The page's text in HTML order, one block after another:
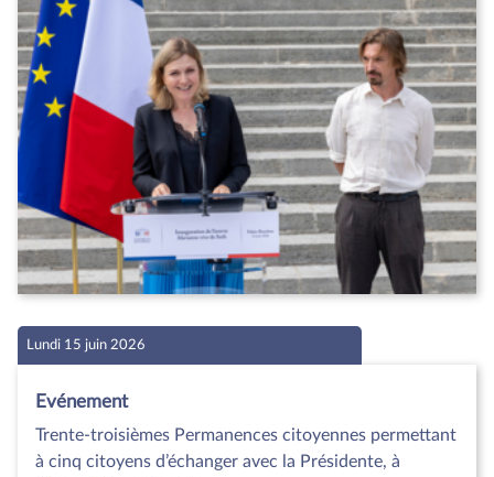
Lundi 15 juin 2026
Evénement
Trente-troisièmes Permanences citoyennes permettant
à cinq citoyens d’échanger avec la Présidente, à